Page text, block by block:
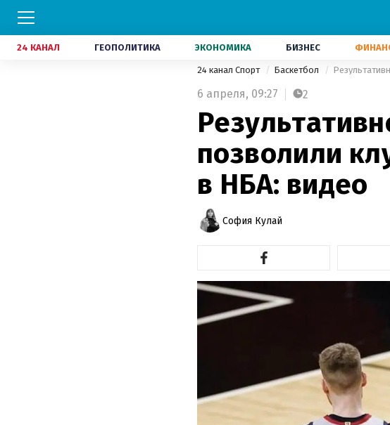
24 КАНАЛ ГЕОПОЛИТИКА ЭКОНОМИКА БИЗНЕС
24 канал Спорт Баскетбол
6 апреля, 09:27 2
позволили
в НБА: видео
София Кулай